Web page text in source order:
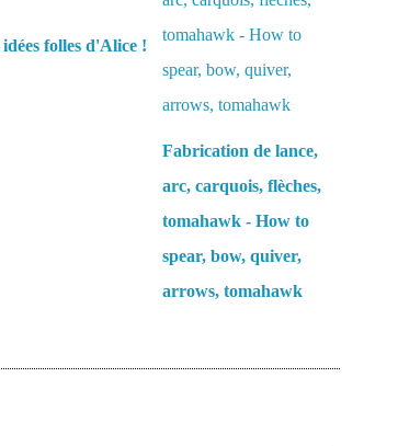
folles d'Alice !
Fabrication de lance,
arc, carquois, flèches,
tomahawk - How to
spear, bow, quiver,
arrows, tomahawk